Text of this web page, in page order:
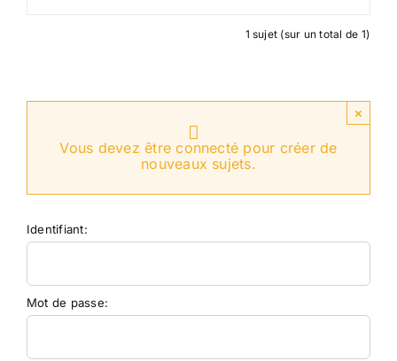
1 sujet (sur un total de 1)
×
Vous devez être connecté pour créer de
nouveaux sujets.
Identifiant:
Mot de passe: